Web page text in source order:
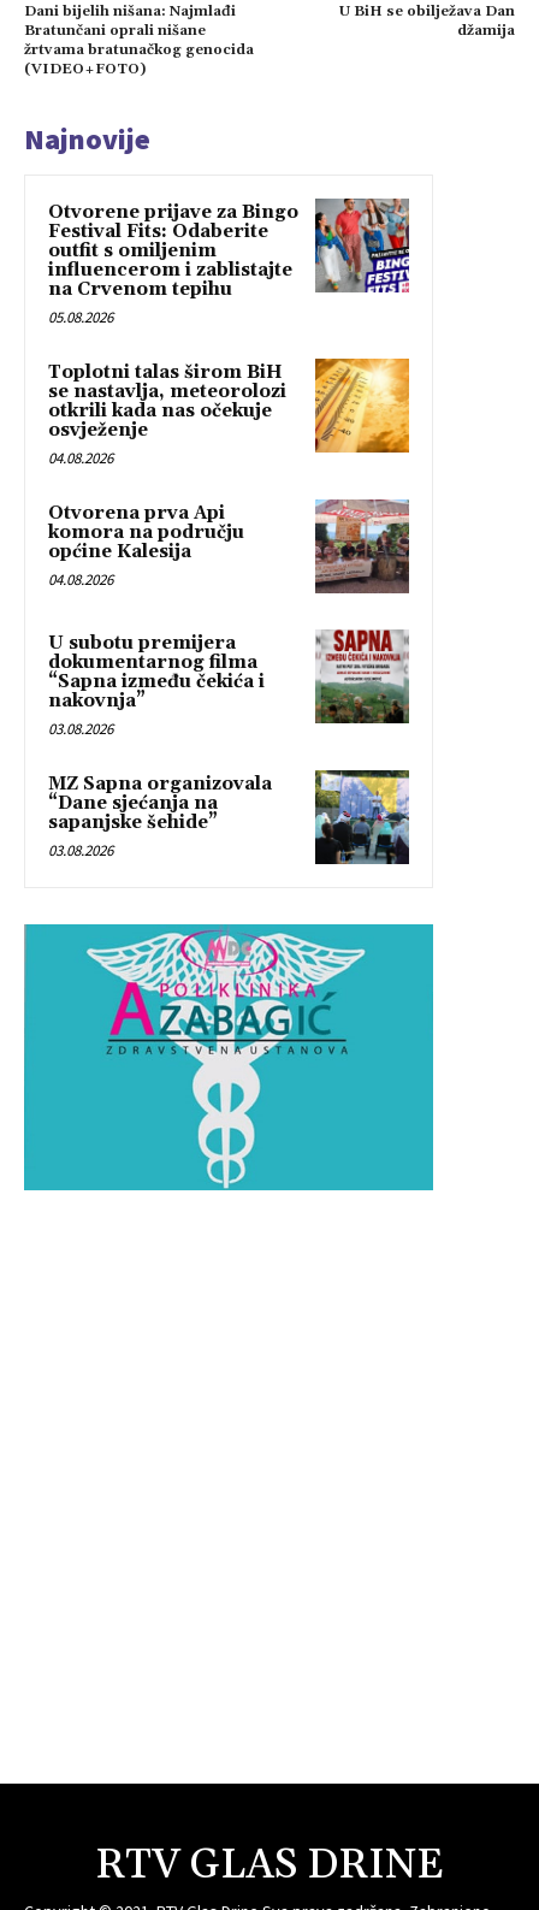
Dani bijelih nišana: Najmlađi
Bratunčani oprali nišane
žrtvama bratunačkog genocida
(VIDEO+FOTO)
U BiH se obilježava Dan
džamija
Najnovije
Otvorene prijave za Bingo
Festival Fits: Odaberite
outfit s omiljenim
influencerom i zablistajte
na Crvenom tepihu
05.08.2026
Toplotni talas širom BiH
se nastavlja, meteorolozi
otkrili kada nas očekuje
osvježenje
04.08.2026
Otvorena prva Api
komora na području
općine Kalesija
04.08.2026
U subotu premijera
dokumentarnog filma
“Sapna između čekića i
nakovnja”
03.08.2026
MZ Sapna organizovala
“Dane sjećanja na
sapanjske šehide”
03.08.2026
RTV GLAS DRINE